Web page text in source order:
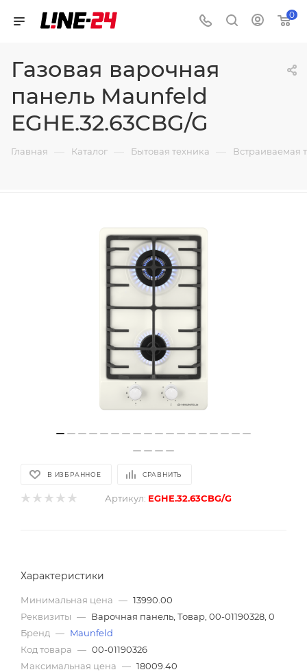
0
Газовая варочная
панель Maunfeld
EGHE.32.63CBG/G
Главная — Каталог — Бытовая техника — Встраиваемая
В ИЗБРАННОЕ СРАВНИТЬ
Артикул: EGHE.32.63CBG/G
Характеристики
Минимальная цена — 13990.00
Реквизиты — Варочная панель, Товар, 00-01190328, 0
Бренд — Maunfeld
Код товара — 00-01190326
Максимальная цена — 18009.40